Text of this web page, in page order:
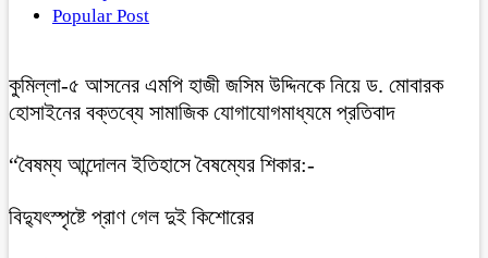
Popular Post
কুমিল্লা-৫ আসনের এমপি হাজী জসিম উদ্দিনকে নিয়ে ড. মোবারক
হোসাইনের বক্তব্যে সামাজিক যোগাযোগমাধ্যমে প্রতিবাদ
“বৈষম্য আন্দোলন ইতিহাসে বৈষম্যের শিকার:-
বিদ্যুৎস্পৃষ্টে প্রাণ গেল দুই কিশোরের